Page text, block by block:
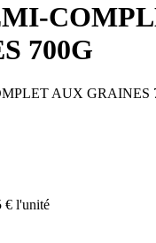
700G
€ l'unité